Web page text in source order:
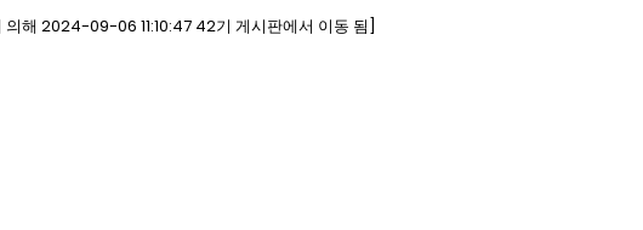
의해 2024-09-06 11:10:47 42기 게시판에서 이동 됨]